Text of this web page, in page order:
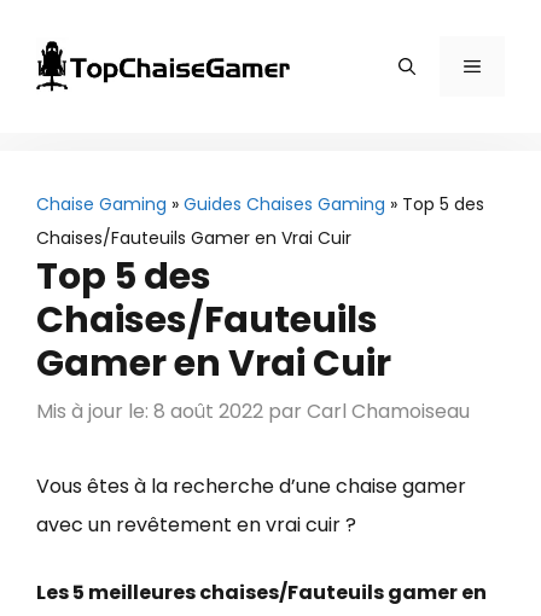
contenu
Menu
Chaise Gaming » Guides Chaises Gaming » Top 5 des
Chaises/Fauteuils Gamer en Vrai Cuir
Top 5 des
Chaises/Fauteuils
Gamer en Vrai Cuir
Mis à jour le: 8 août 2022 par Carl Chamoiseau
Vous êtes à la recherche d’une chaise gamer
avec un revêtement en vrai cuir ?
Les 5 meilleures chaises/Fauteuils gamer en